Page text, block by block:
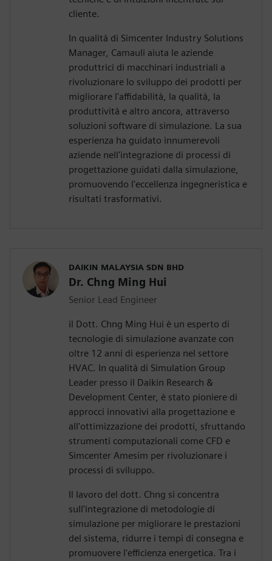
cliente.
In qualità di Simcenter Industry Solutions
Manager, Camauli aiuta le aziende
produttrici di macchinari industriali a
rivoluzionare lo sviluppo dei prodotti per
migliorare l'affidabilità, la qualità, la
produttività e altro ancora, attraverso
soluzioni software di simulazione. La sua
esperienza ha guidato innumerevoli
aziende nell'integrazione di processi di
progettazione guidati dalla simulazione,
promuovendo l'eccellenza ingegneristica e
risultati trasformativi.
DAIKIN MALAYSIA SDN BHD
Dr. Chng Ming Hui
Senior Lead Engineer
il Dott. Chng Ming Hui è un esperto di
tecnologie di simulazione avanzate con
oltre 12 anni di esperienza nel settore
HVAC. In qualità di Simulation Group
Leader presso il Daikin Research &
Development Center, è stato pioniere di
approcci innovativi alla progettazione e
all'ottimizzazione dei prodotti, sfruttando
strumenti computazionali come CFD e
Simcenter Amesim per rivoluzionare i
processi di sviluppo.
Il lavoro del dott. Chng si concentra
sull'integrazione di metodologie di
simulazione per migliorare le prestazioni
del sistema, ridurre i tempi di consegna e
promuovere l'efficienza energetica. Tra i